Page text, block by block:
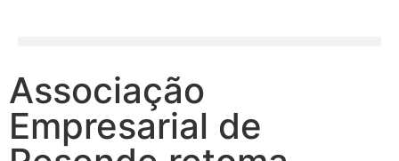
Associação
Empresarial de